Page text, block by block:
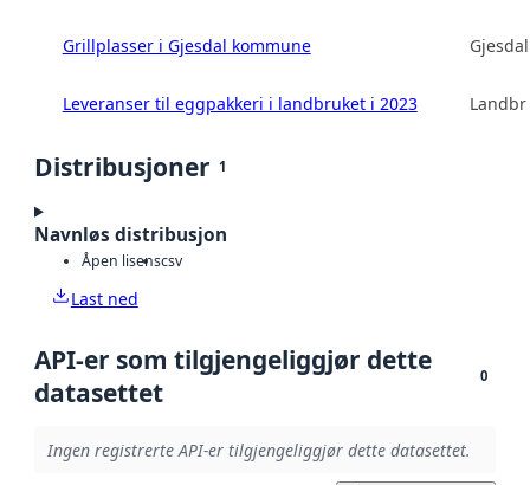
Grillplasser i Gjesdal kommune
Leveranser til eggpakkeri i landbruket i 2023
Distribusjoner 1
Navnløs distribusjon
Åpen lisenscsv
Last ned
API-er som tilgjengeliggjør dette
datasettet
0
Ingen registrerte API-er tilgjengeliggjør dette datasettet.